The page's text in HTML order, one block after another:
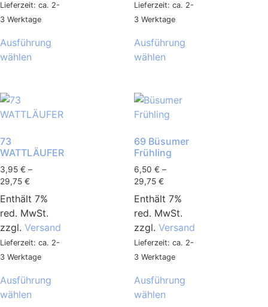
Lieferzeit: ca. 2-
3 Werktage
Ausführung
wählen
Lieferzeit: ca. 2-
3 Werktage
Ausführung
wählen
73
WATTLÄUFER
3,95 € –
29,75 €
Enthält 7%
red. MwSt.
zzgl. Versand
Lieferzeit: ca. 2-
3 Werktage
Ausführung
wählen
69 Büsumer
Frühling
6,50 € –
29,75 €
Enthält 7%
red. MwSt.
zzgl. Versand
Lieferzeit: ca. 2-
3 Werktage
Ausführung
wählen